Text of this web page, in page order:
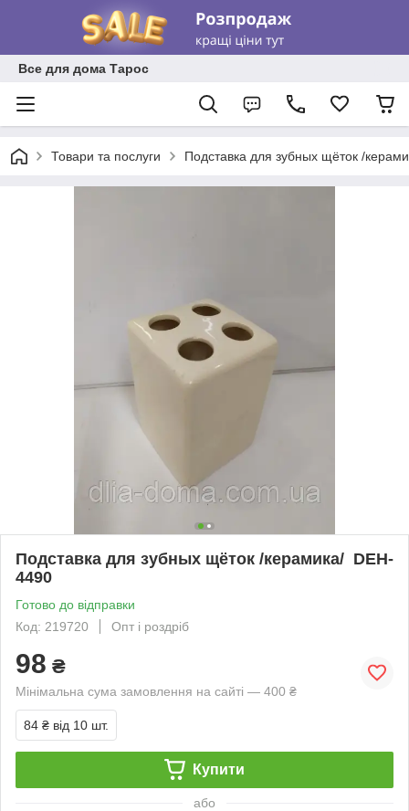
Все для дома Тарос
Товари та послуги Подставка для зубных щёток /
Подставка для зубных щёток /керамика/ DEH-
4490
Готово до відправки
Код: 219720
Опт і роздріб
98 ₴
Мінімальна сума замовлення на сайті — 400 ₴
84 ₴ від 10 шт.
Купити
або